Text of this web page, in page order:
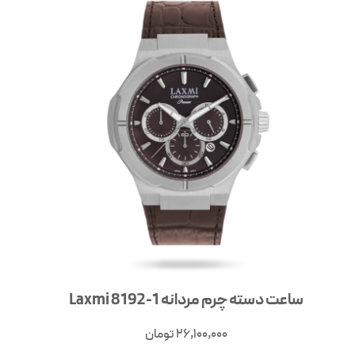
ساعت دسته چرم مردانه Laxmi 8192-1
26,100,000تومان